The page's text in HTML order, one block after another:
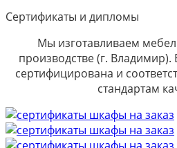
Сертификаты и дипломы
Мы изготавливаем
производстве (г.
сертифицирована и
стандартам